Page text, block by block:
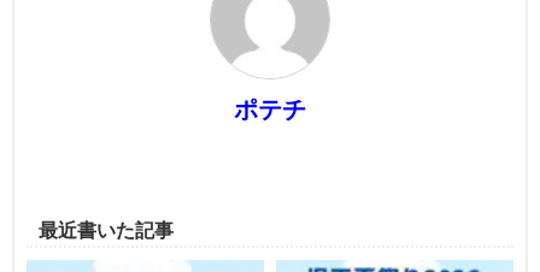
ポテチ
最近書いた記事